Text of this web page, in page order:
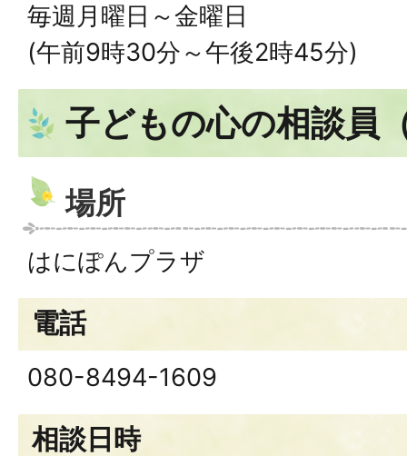
毎週月曜日～金曜日
(午前9時30分～午後2時45分)
子どもの心の相談員
場所
はにぽんプラザ
電話
080-8494-1609
相談日時